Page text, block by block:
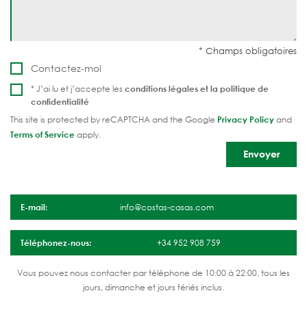
Contactez-moi
* J’ai lu et j’accepte les conditions légales et la politique de
confidentialité
This site is protected by reCAPTCHA and the Google Privacy Policyand
Terms of Serviceapply.
E-mail: info@costas-casas.com
Téléphonez-nous: +34 952 908 759
Vous pouvez nous contacter par téléphone de 10:00 à 22:00, tous les
jours, dimanche et jours fériés inclus.